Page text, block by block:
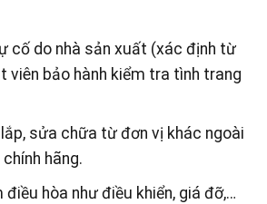
cố do nhà sản xuất (xác định từ
viên bảo hành kiểm tra tình trang
sửa chữa từ đơn vị khác ngoài
hãng.
điều hòa như điều khiển, giá đỡ,…